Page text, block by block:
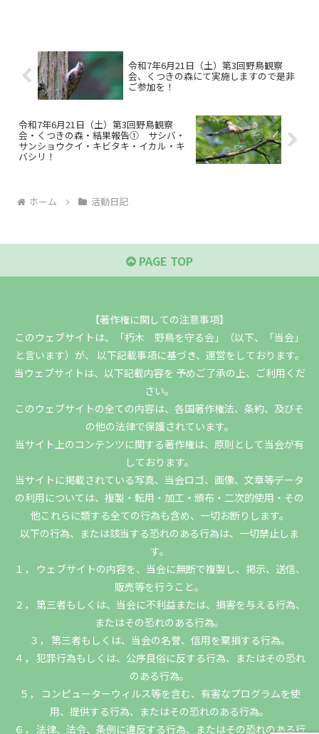
令和7年6月21日（土）第3回野鳥観察
会、くつきの森にて実施しますので是非
ご参加を！
令和7年6月21日（土）第3回野鳥観察
会・くつきの森・結果報告① サシバ・
サンショウクイ・キビタキ・イカル・キ
バシリ！
ホーム 活動日記
PAGE TOP
【著作権に関しての注意事項】
このウェブサイトは、「朽木 野鳥を守る会」（以下、「当会」
と言います）が、 以下記載事項に基づき、運営をしております。
当ウェブサイトは、以下記載内容を 予めご了承の上、ご利用くだ
さい。
このウェブサイトの全ての内容は、各国著作権法、条約、及びそ
の他の法律で保護されています。
当サイト上のコンテンツに関する著作権は、原則として当会が有
しております。
当サイトに掲載されている写真、当会ロゴ、画像、文章等データ
の利用については、複製・転用・加工・頒布・二次的使用・その
他これらに類する全ての行為も含め、一切お断りします。
以下の行為、または該当する恐れのある行為は、一切禁止しま
す。
１， ウェブサイトの内容を、当会に無断で複製し、掲示、送信、
販売等を行うこと。
２， 第三者もしくは、当会に不利益または、損害を与える行為、
またはその恐れのある行為。
３， 第三者もしくは、当会の名誉、信用を棄損する行為。
４， 犯罪行為もしくは、公序良俗に反する行為、またはその恐れ
のある行為。
５， コンピューターウィルス等を含む、有害なプログラムを使
用、提供する行為、またはその恐れのある行為。
６， 法律、法令、条例に違反する行為、またはその恐れのある行